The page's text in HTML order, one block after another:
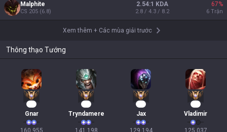
Malphite
CS 205 (6.8)
2.54:1 KDA
2.8 / 4.3 / 8.2
67%
6 Trận
Xem thêm + Các mùa giải trước
Thông thạo Tướng
Gnar
160,955
Tryndamere
141,198
Jax
129,194
Vladimir
125,037